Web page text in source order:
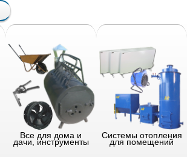
Все для дома и
дачи, инструменты
Системы отопления
для помещений